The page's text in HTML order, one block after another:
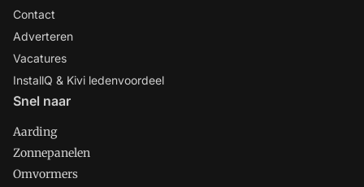
Contact
Adverteren
Vacatures
InstallQ & Kivi ledenvoordeel
Snel naar
Aarding
Zonnepanelen
Omvormers